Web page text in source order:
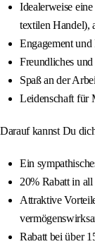
Idealerweise
textilen Handel),
Engagement
Freundliches
Spaß an der
Leidenschaft für
Darauf kannst Du
Ein
20% Rabatt in all
Attraktive
Rabatt bei über